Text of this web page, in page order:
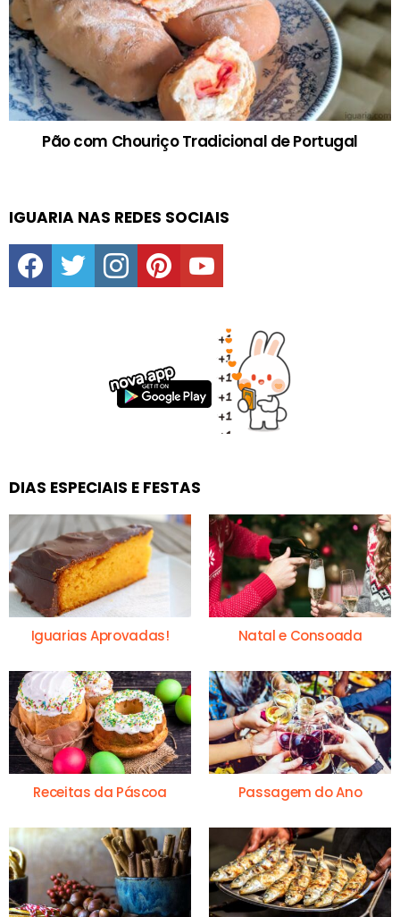
Pão com Chouriço Tradicional de Portugal
IGUARIA NAS REDES SOCIAIS
facebooktwitter instagrampinterestyoutube
DIAS ESPECIAIS E FESTAS
Iguarias Aprovadas! Natal e Consoada
Receitas da Páscoa Passagem do Ano